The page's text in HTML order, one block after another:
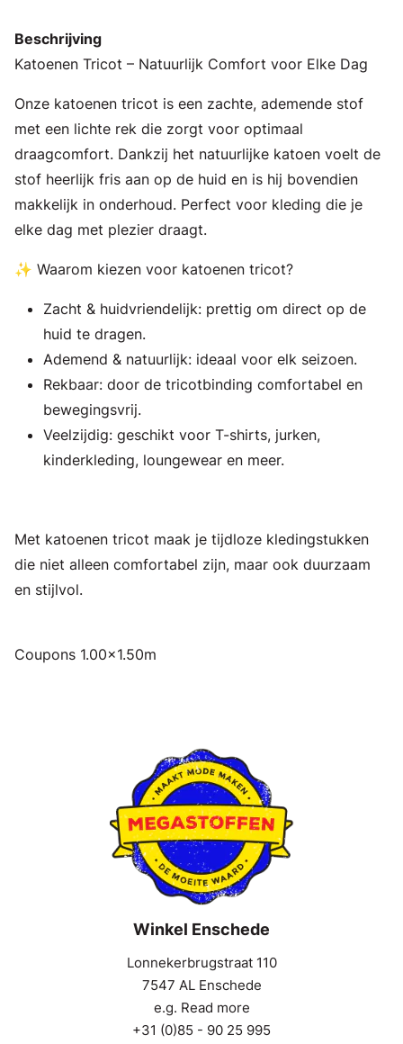
Beschrijving
Katoenen Tricot – Natuurlijk Comfort voor Elke Dag
Onze katoenen tricot is een zachte, ademende stof
met een lichte rek die zorgt voor optimaal
draagcomfort. Dankzij het natuurlijke katoen voelt de
stof heerlijk fris aan op de huid en is hij bovendien
makkelijk in onderhoud. Perfect voor kleding die je
elke dag met plezier draagt.
✨ Waarom kiezen voor katoenen tricot?
Zacht & huidvriendelijk: prettig om direct op de
huid te dragen.
Ademend & natuurlijk: ideaal voor elk seizoen.
Rekbaar: door de tricotbinding comfortabel en
bewegingsvrij.
Veelzijdig: geschikt voor T-shirts, jurken,
kinderkleding, loungewear en meer.
Met katoenen tricot maak je tijdloze kledingstukken
die niet alleen comfortabel zijn, maar ook duurzaam
en stijlvol.
Coupons 1.00x1.50m
Winkel Enschede
Lonnekerbrugstraat 110
7547 AL Enschede
e.g. Read more
+31 (0)85 - 90 25 995